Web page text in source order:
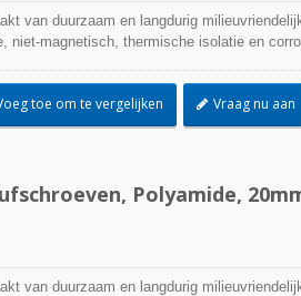
van duurzaam en langdurig
niet-magnetisch, thermische isolatie en
toe om te vergelijken Vraag nu aan
Polyamide,
van duurzaam en langdurig